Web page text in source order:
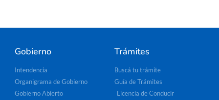
Gobierno
Intendencia
Organigrama de Gobierno
Gobierno Abierto
Trámites
Buscá tu trámite
Guía de Trámites
Licencia de Conducir